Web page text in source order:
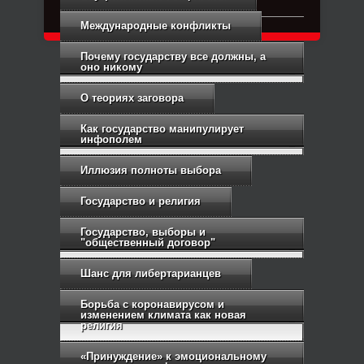
Международные конфликты
Почему государству все должны, а
оно никому
О теориях заговора
Как государство манипулирует
инфополем
Иллюзия полноты выбора
Государство и религия
Государство, выборы и
"общественный договор"
Шанс для либертарианцев
Борьба с коронавирусом и
изменением климата как новая
религия
«Принуждение» к эмоциональному